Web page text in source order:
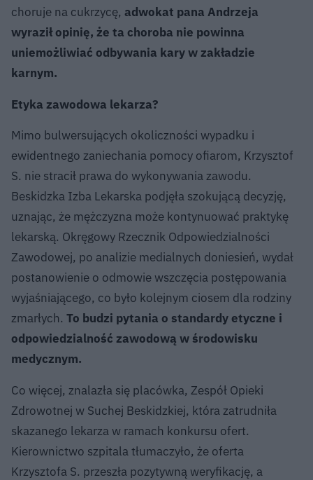
choruje na cukrzycę, adwokat pana Andrzeja
wyraził opinię, że ta choroba nie powinna
uniemożliwiać odbywania kary w zakładzie
karnym.
Etyka zawodowa lekarza?
Mimo bulwersujących okoliczności wypadku i
ewidentnego zaniechania pomocy ofiarom, Krzysztof
S. nie stracił prawa do wykonywania zawodu.
Beskidzka Izba Lekarska podjęła szokującą decyzję,
uznając, że mężczyzna może kontynuować praktykę
lekarską. Okręgowy Rzecznik Odpowiedzialności
Zawodowej, po analizie medialnych doniesień, wydał
postanowienie o odmowie wszczęcia postępowania
wyjaśniającego, co było kolejnym ciosem dla rodziny
zmarłych. To budzi pytania o standardy etyczne i
odpowiedzialność zawodową w środowisku
medycznym.
Co więcej, znalazła się placówka, Zespół Opieki
Zdrowotnej w Suchej Beskidzkiej, która zatrudniła
skazanego lekarza w ramach konkursu ofert.
Kierownictwo szpitala tłumaczyło, że oferta
Krzysztofa S. przeszła pozytywną weryfikację, a